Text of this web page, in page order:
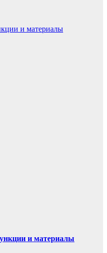
и материалы
и материалы